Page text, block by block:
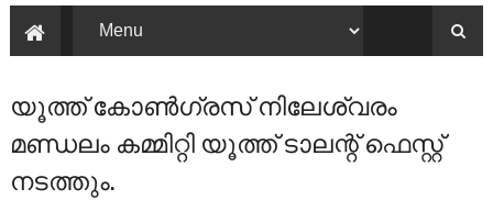
യൂത്ത് കോൺഗ്രസ് നിലേശ്വരം
മണ്ഡലം കമ്മിറ്റി യൂത്ത് ടാലന്റ് ഫെസ്റ്റ്
നടത്തും.